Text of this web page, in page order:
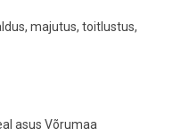
majutus, toitlustus,
asus Võrumaa